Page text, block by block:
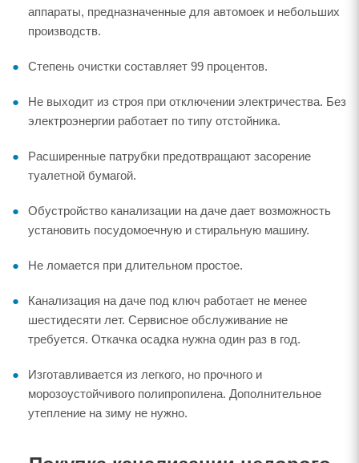
аппараты, предназначенные для автомоек и небольших
производств.
Степень очистки составляет 99 процентов.
Не выходит из строя при отключении электричества. Без
электроэнергии работает по типу отстойника.
Расширенные патрубки предотвращают засорение
туалетной бумагой.
Обустройство канализации на даче дает возможность
установить посудомоечную и стиральную машину.
Не ломается при длительном простое.
Канализация на даче под ключ работает не менее
шестидесяти лет. Сервисное обслуживание не
требуется. Откачка осадка нужна один раз в год.
Изготавливается из легкого, но прочного и
морозоустойчивого полипропилена. Дополнительное
утепление на зиму не нужно.